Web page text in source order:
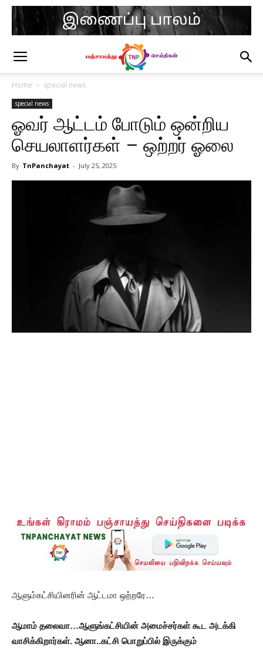
Home special news
special news
ஓவர் ஆட்டம் போடும் ஒன்றிய
செயலாளர்கள் – ஒற்றர் ஓலை
By TnPanchayat - July 25, 2025
ஆளும்கட்சியினரின் ஆட்டமா ஒற்றரே…
ஆமாம் தலைவா…ஆளுங்கட்சியின் அமைச்சர்கள் கூட அடக்கி
வாசிக்கிறார்கள். ஆனா..கட்சி பொறுப்பில் இருக்கும்